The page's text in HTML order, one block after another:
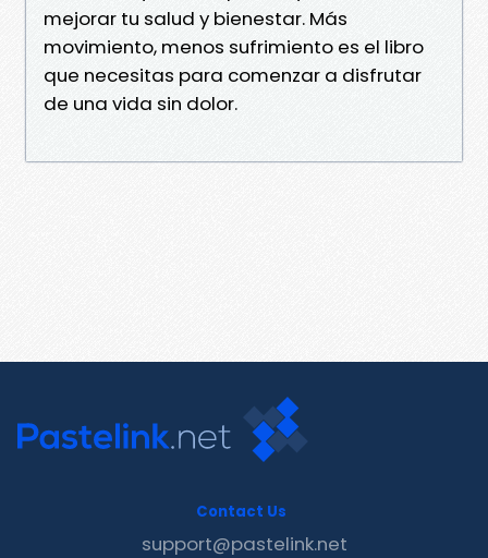
mejorar tu salud y bienestar. Más
movimiento, menos sufrimiento es el libro
que necesitas para comenzar a disfrutar
de una vida sin dolor.
Contact Us
support@pastelink.net